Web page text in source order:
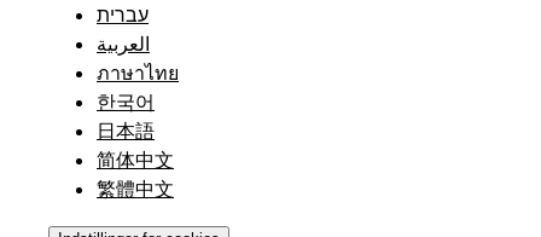
עברית
العربية
ภาษาไทย
한국어
日本語
简体中文
繁體中文